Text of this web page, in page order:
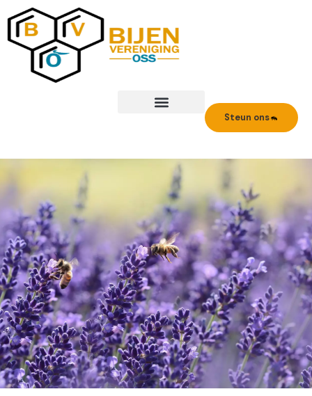
naar
de
Steun ons